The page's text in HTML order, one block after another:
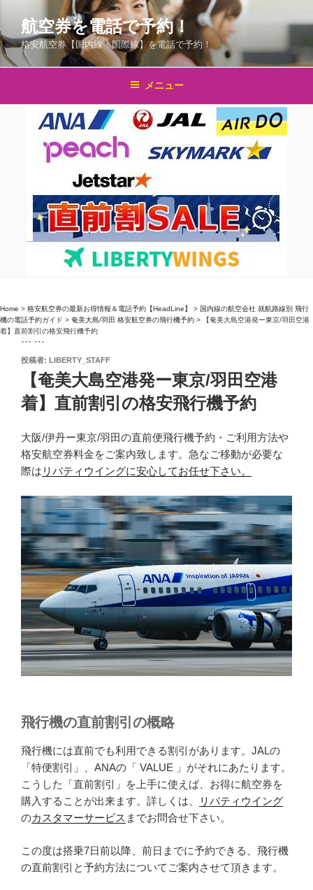
テ
ン
ス
航空券を電話で予約！
格安航空券【国内線・国際線】を電話で予約！
メニュー
Home > 格安航空券の最新お得情報＆電話予約【HeadLine】 > 国内線の航空会社 就航路線別 飛行
機の電話予約ガイド > 奄美大島/羽田 格安航空券の飛行機予約 >
【奄美大島空港発ー東京/羽田空港
着】直前割引の格安飛行機予約
``` ```
投
投稿者: LIBERTY_STAFF
【奄美大島空港発ー東京/羽田空港
着】直前割引の格安飛行機予約
大阪/伊丹ー東京/羽田の直前便飛行機予約・ご利用方法や
格安航空券料金をご案内致します。急なご移動が必要な
際は リバティウイングに安心してお任せ下さい。
飛行機の直前割引の概略
飛行機には直前でも利用できる割引があります。JALの
「特便割引」、ANAの「 VALUE 」がそれにあたります。
こうした「直前割引」を上手に使えば、お得に航空券を
購入することが出来ます。詳しくは、
リバティウイング
のカスタマーサービス までお問合せ下さい。
この度は搭乗7日前以降、前日までに予約できる、飛行機
の直前割引と予約方法についてご案内させて頂きます。